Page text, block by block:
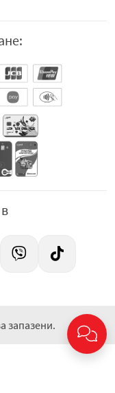
запазени.